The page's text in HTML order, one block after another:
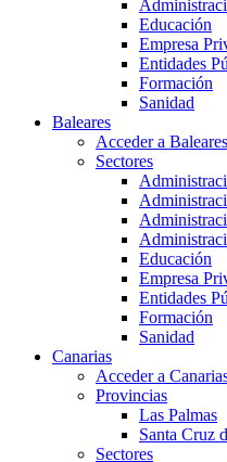
Educación
Empresa
Entidades
Formación
Sanidad
Baleares
Acceder a Baleares
Sectores
Educación
Empresa
Entidades
Formación
Sanidad
Canarias
Acceder a
Provincias
Las Palmas
Santa Cruz
Sectores